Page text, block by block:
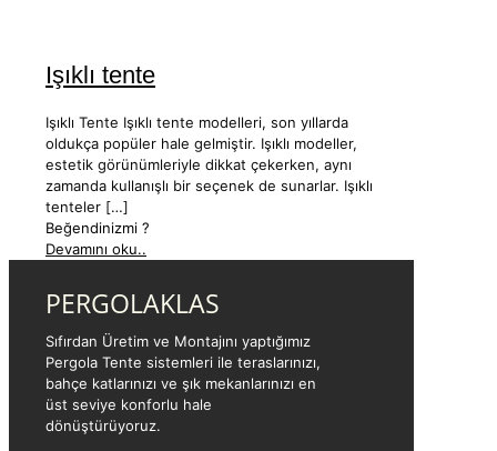
Işıklı tente
Işıklı Tente Işıklı tente modelleri, son yıllarda
oldukça popüler hale gelmiştir. Işıklı modeller,
estetik görünümleriyle dikkat çekerken, aynı
zamanda kullanışlı bir seçenek de sunarlar. Işıklı
tenteler […]
Beğendinizmi ?
Devamını oku..
PERGOLAKLAS
Sıfırdan Üretim ve Montajını yaptığımız
Pergola Tente sistemleri ile teraslarınızı,
bahçe katlarınızı ve şık mekanlarınızı en
üst seviye konforlu hale
dönüştürüyoruz.